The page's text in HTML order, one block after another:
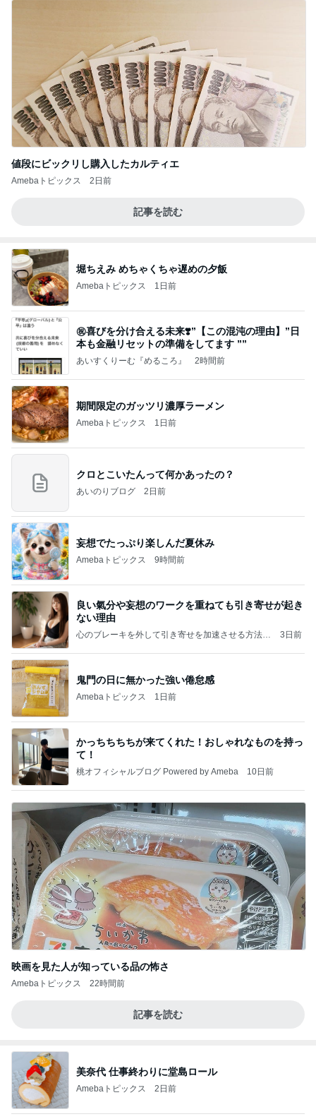
値段にビックリし購入したカルティエ
Amebaトピックス 2日前
記事を読む
堀ちえみ めちゃくちゃ遅めの夕飯
Amebaトピックス 1日前
㊗️喜びを分け合える未来❣️”【この混沌の理由】”⽇
本も⾦融リセットの準備をしてます ””
あいすくりーむ『めるころ』 2時間前
期間限定のガッツリ濃厚ラーメン
Amebaトピックス 1日前
クロとこいたんって何かあったの？
あいのりブログ 2日前
妄想でたっぷり楽しんだ夏休み
Amebaトピックス 9時間前
良い氣分や妄想のワークを重ねても引き寄せが起き
ない理由
心のブレーキを外して引き寄せを加速させる方法：
3日前
鬼門の日に無かった強い倦怠感
Amebaトピックス 1日前
かっちちちちが来てくれた！おしゃれなものを持っ
て！
桃オフィシャルブログ Powered by Ameba 10日前
映画を見た人が知っている品の怖さ
Amebaトピックス 22時間前
記事を読む
美奈代 仕事終わりに堂島ロール
Amebaトピックス 2日前